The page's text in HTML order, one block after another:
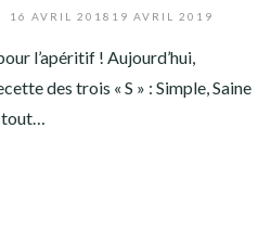
16 AVRIL 2018 19 AVRIL 2019
l’apéritif ! Aujourd’hui,
des trois « S » : Simple, Saine
tout…